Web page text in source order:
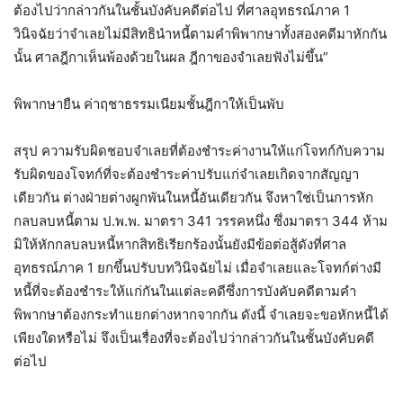
ต้องไปว่ากล่าวกันในชั้นบังคับคดีต่อไป ที่ศาลอุทธรณ์ภาค 1
วินิจฉัยว่าจำเลยไม่มีสิทธินำหนี้ตามคำพิพากษาทั้งสองคดีมาหักกัน
นั้น ศาลฎีกาเห็นพ้องด้วยในผล ฎีกาของจำเลยฟังไม่ขึ้น”
พิพากษายืน ค่าฤชาธรรมเนียมชั้นฎีกาให้เป็นพับ
สรุป ความรับผิดชอบจำเลยที่ต้องชำระค่างานให้แก่โจทก์กับความ
รับผิดของโจทก์ที่จะต้องชำระค่าปรับแก่จำเลยเกิดจากสัญญา
เดียวกัน ต่างฝ่ายต่างผูกพันในหนี้อันเดียวกัน จึงหาใช่เป็นการหัก
กลบลบหนี้ตาม ป.พ.พ. มาตรา 341 วรรคหนึ่ง ซึ่งมาตรา 344 ห้าม
มิให้หักกลบลบหนี้หากสิทธิเรียกร้องนั้นยังมีข้อต่อสู้ดังที่ศาล
อุทธรณ์ภาค 1 ยกขึ้นปรับบทวินิจฉัยไม่ เมื่อจำเลยและโจทก์ต่างมี
หนี้ที่จะต้องชำระให้แก่กันในแต่ละคดีซึ่งการบังคับคดีตามคำ
พิพากษาต้องกระทำแยกต่างหากจากกัน ดังนี้ จำเลยจะขอหักหนี้ได้
เพียงใดหรือไม่ จึงเป็นเรื่องที่จะต้องไปว่ากล่าวกันในชั้นบังคับคดี
ต่อไป